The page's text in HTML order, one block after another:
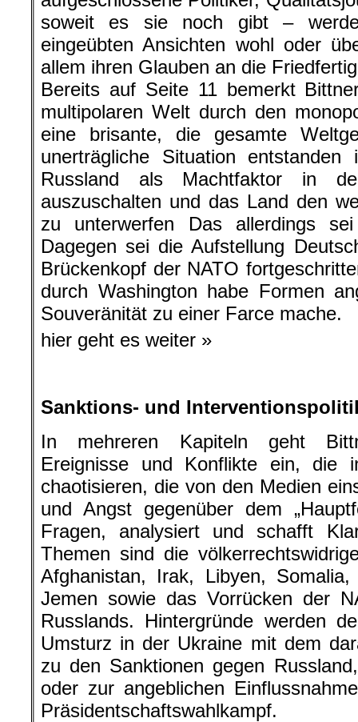
soweit es sie noch gibt –
eingeübten Ansichten wohl oder
allem ihren Glauben an die
Bereits auf Seite 11 bemerkt
multipolaren Welt durch den
eine brisante, die gesamte
unerträgliche Situation
Russland als Machtfaktor in
auszuschalten und das Land den
zu unterwerfen Das allerdings
Dagegen sei die Aufstellung
Brückenkopf der NATO
durch Washington habe Formen
Souveränität zu einer Farce mache.
hier geht es weiter »
Sanktions- und
In mehreren Kapiteln geht
Ereignisse und Konflikte ein, die
chaotisieren, die von den Medien
und Angst gegenüber dem
Fragen, analysiert und schafft
Themen sind die
Afghanistan, Irak, Libyen,
Jemen sowie das Vorrücken der
Russlands. Hintergründe werden
Umsturz in der Ukraine mit dem
zu den Sanktionen gegen
oder zur angeblichen
Präsidentschaftswahlkampf.